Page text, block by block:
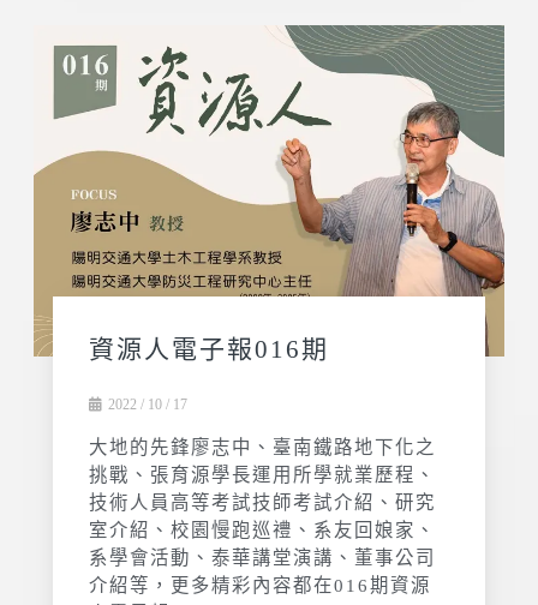
資源人電子報016期
2022 / 10 / 17
大地的先鋒廖志中、臺南鐵路地下化之
挑戰、張育源學長運用所學就業歷程、
技術人員高等考試技師考試介紹、研究
室介紹、校園慢跑巡禮、系友回娘家、
系學會活動、泰華講堂演講、董事公司
介紹等，更多精彩內容都在016期資源